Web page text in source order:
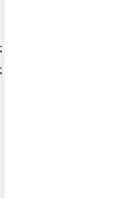
CONTENT,
CONTENT,